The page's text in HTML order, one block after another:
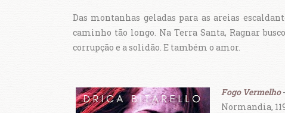
Das montanhas geladas para as areias
caminho tão longo. Na Terra Santa, Ragnar
corrupção e a solidão. E também o amor.
Fogo Vermelho
Normandia,